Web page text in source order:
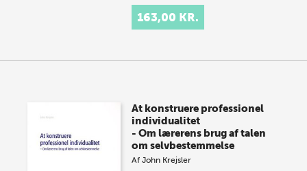
163,00 KR.
At konstruere professionel
individualitet
- Om lærerens brug af talen
om selvbestemmelse
AfJohn Krejsler